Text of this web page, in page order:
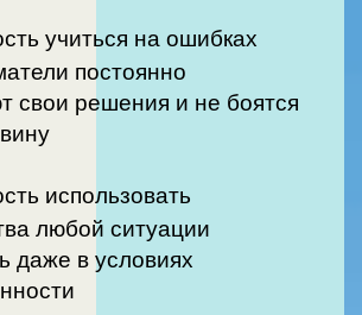
учиться на ошибках
постоянно
свои решения и не боятся
использовать
любой ситуации
даже в условиях